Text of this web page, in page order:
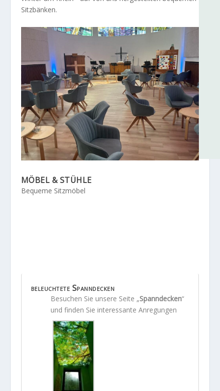
Sitzbänken.
MÖBEL & STÜHLE
Bequeme Sitzmöbel
beleuchtete Spanndecken
Besuchen Sie unsere Seite „Spanndecken“
und finden Sie interessante Anregungen